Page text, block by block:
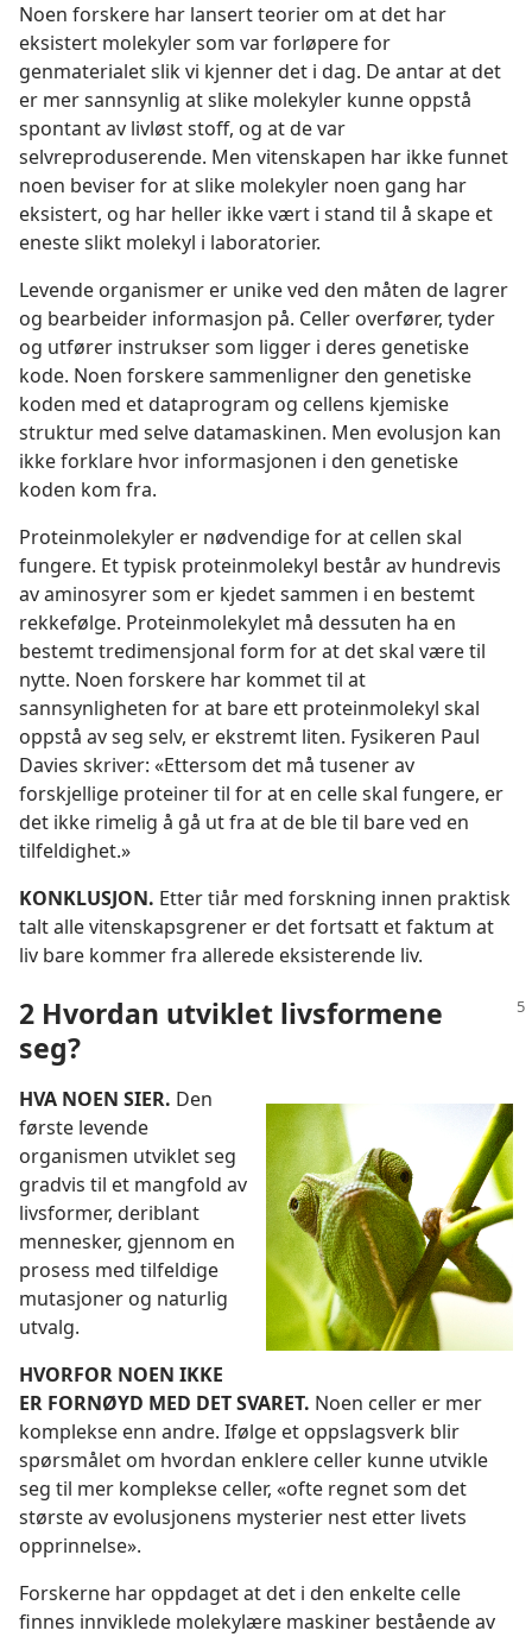
Noen forskere har lansert teorier om at det har
eksistert molekyler som var forløpere for
genmaterialet slik vi kjenner det i dag. De antar at det
er mer sannsynlig at slike molekyler kunne oppstå
spontant av livløst stoff, og at de var
selvreproduserende. Men vitenskapen har ikke funnet
noen beviser for at slike molekyler noen gang har
eksistert, og har heller ikke vært i stand til å skape et
eneste slikt molekyl i laboratorier.
Levende organismer er unike ved den måten de lagrer
og bearbeider informasjon på. Celler overfører, tyder
og utfører instrukser som ligger i deres genetiske
kode. Noen forskere sammenligner den genetiske
koden med et dataprogram og cellens kjemiske
struktur med selve datamaskinen. Men evolusjon kan
ikke forklare hvor informasjonen i den genetiske
koden kom fra.
Proteinmolekyler er nødvendige for at cellen skal
fungere. Et typisk proteinmolekyl består av hundrevis
av aminosyrer som er kjedet sammen i en bestemt
rekkefølge. Proteinmolekylet må dessuten ha en
bestemt tredimensjonal form for at det skal være til
nytte. Noen forskere har kommet til at
sannsynligheten for at bare ett proteinmolekyl skal
oppstå av seg selv, er ekstremt liten. Fysikeren Paul
Davies skriver: «Ettersom det må tusener av
forskjellige proteiner til for at en celle skal fungere, er
det ikke rimelig å gå ut fra at de ble til bare ved en
tilfeldighet.»
KONKLUSJON. Etter tiår med forskning innen praktisk
talt alle vitenskapsgrener er det fortsatt et faktum at
liv bare kommer fra allerede eksisterende liv.
2 Hvordan utviklet livsformene
seg?
HVA NOEN SIER. Den
første levende
organismen utviklet seg
gradvis til et mangfold av
livsformer, deriblant
mennesker, gjennom en
prosess med tilfeldige
mutasjoner og naturlig
utvalg.
HVORFOR NOEN IKKE
ER FORNØYD MED DET SVARET. Noen celler er mer
komplekse enn andre. Ifølge et oppslagsverk blir
spørsmålet om hvordan enklere celler kunne utvikle
seg til mer komplekse celler, «ofte regnet som det
største av evolusjonens mysterier nest etter livets
opprinnelse».
Forskerne har oppdaget at det i den enkelte celle
finnes innviklede molekylære maskiner bestående av